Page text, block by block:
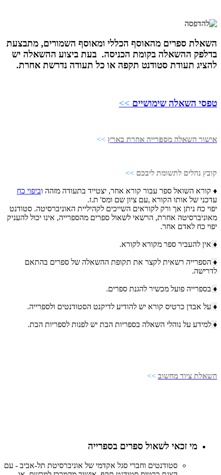
השאלת ספרים מהאוסף הכללי ומאוסף השמורים, מתבצעת
בדלפק ההשאלה בקומת הכניסה. בעת ביצוע ההשאלה יש
להציג תעודת סטודנט תקפה או כל תעודה נדרשת אחרת.
טפסי השאלה שימושיים >>
אישור השאלה מספרייה אחרת בארץ >>
קובץ נהלים לתשומת ליבכם >>
♦ קורא השואל ספר עבור קורא אחר, יצטייד בתעודה מזהה וביפוי כח
עדכני של אותו הקורא ,עם ציון שם ומס' ת.ז.
יפוי כח ניתן אך ורק לקוראים השייכים לקהיליית האוניברסיטה. סטודנט
מאוניברסיטה אחרת, הרשאי לשאול ספרים מהספרייה, אינו יכול להעניק
יפוי כח לאדם אחר.
♦ אין להעביר ספר מקורא לקורא.
♦ הספרייה רשאית לקצר את תקופת ההשאלה של ספרים בהתאם
לדרישה.
♦ בספרייה פועל מכשיר להגנת ספרים.
♦ על אבדן כרטיס קורא יש להודיע לדיקנט הסטודנטים ולספרייה.
♦ למידע על נוהלי השאלה בספריות הבת יש לפנות לספריות הבת.
השאלת ציוד מחשוב >>
מי זכאי לשאול ספרים בספרייה
סטודנטים וחברי סגל אקדמי של אוניברסיטת תל-אביב - עם